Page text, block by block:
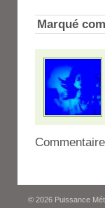
Marqué
© 2026 Puissance